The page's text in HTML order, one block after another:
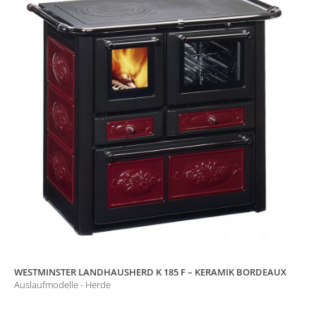
WESTMINSTER LANDHAUSHERD K 185 F – KERAMIK BORDEAUX
Auslaufmodelle - Herde